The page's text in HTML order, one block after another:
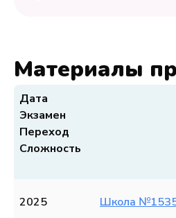
Материалы
Дата
Экзамен
Переход
Сложность
2025 Школа №1535